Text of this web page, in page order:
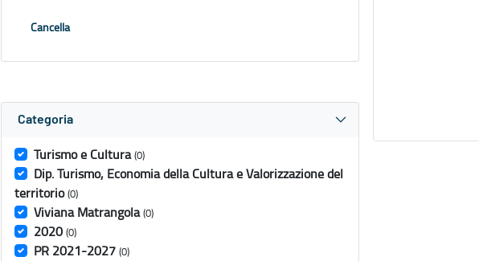
Cancella
Categoria
Turismo e Cultura (0)
Dip. Turismo, Economia della Cultura e Valorizzazione del
territorio (0)
Viviana Matrangola (0)
2020 (0)
PR 2021-2027 (0)